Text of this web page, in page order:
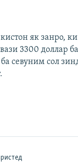
як занро, ки
3300 доллар
севуним сол